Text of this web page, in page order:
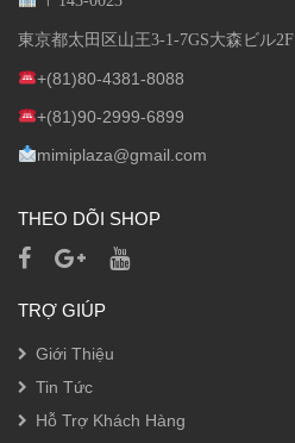
東京都太田区山王3-1-7GS大森ビル2F
+(81)80-4381-8088
+(81)90-2999-6899
mimiplaza@gmail.com
THEO DÕI SHOP
TRỢ GIÚP
Giới Thiệu
Tin Tức
Hỗ Trợ Khách Hàng